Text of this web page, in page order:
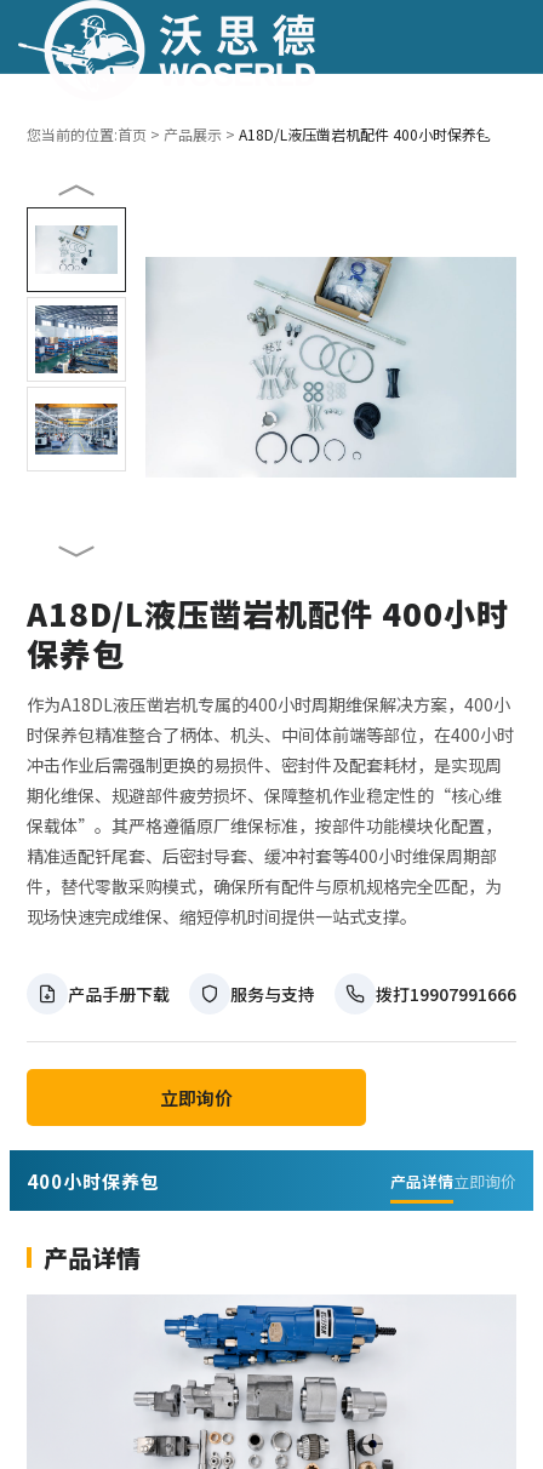
跳转到主要内容 跳转到页脚
您当前的位置:首页 > 产品展示 > A18D/L液压凿岩机配件 400小时保养包
A18D/L液压凿岩机配件 400小时
保养包
作为A18DL液压凿岩机专属的400小时周期维保解决方案，400小
时保养包精准整合了柄体、机头、中间体前端等部位，在400小时
冲击作业后需强制更换的易损件、密封件及配套耗材，是实现周
期化维保、规避部件疲劳损坏、保障整机作业稳定性的“核心维
保载体”。其严格遵循原厂维保标准，按部件功能模块化配置，
精准适配钎尾套、后密封导套、缓冲衬套等400小时维保周期部
件，替代零散采购模式，确保所有配件与原机规格完全匹配，为
现场快速完成维保、缩短停机时间提供一站式支撑。
产品手册下载 服务与支持 拨打19907991666
立即询价
400小时保养包 产品详情立即询价
产品详情